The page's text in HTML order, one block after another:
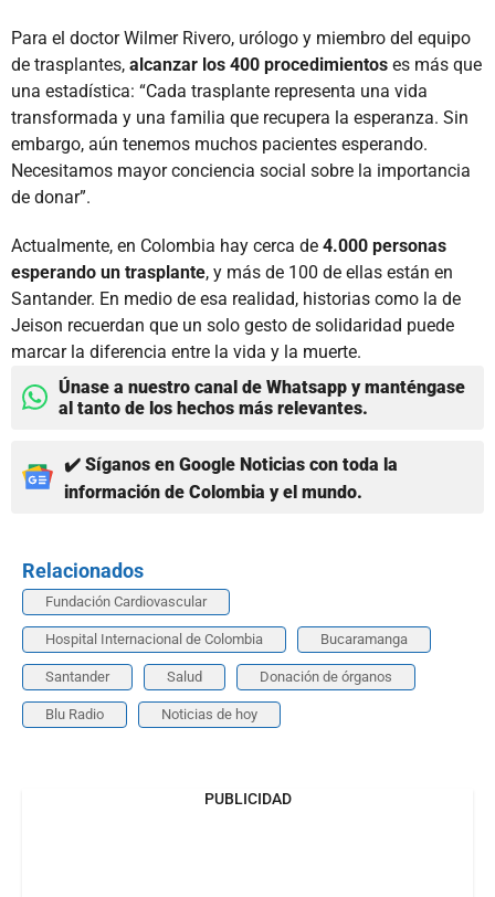
Para el doctor Wilmer Rivero, urólogo y miembro del equipo
de trasplantes, alcanzar los 400 procedimientos es más que
una estadística: “Cada trasplante representa una vida
transformada y una familia que recupera la esperanza. Sin
embargo, aún tenemos muchos pacientes esperando.
Necesitamos mayor conciencia social sobre la importancia
de donar”.
Actualmente, en Colombia hay cerca de 4.000 personas
esperando un trasplante, y más de 100 de ellas están en
Santander. En medio de esa realidad, historias como la de
Jeison recuerdan que un solo gesto de solidaridad puede
marcar la diferencia entre la vida y la muerte.
Únase a nuestro canal de Whatsapp y manténgase
al tanto de los hechos más relevantes.
✔️ Síganos en Google Noticias con toda la
información de Colombia y el mundo.
Relacionados
Fundación Cardiovascular
Hospital Internacional de Colombia Bucaramanga
Santander Salud Donación de órganos
Blu Radio Noticias de hoy
PUBLICIDAD